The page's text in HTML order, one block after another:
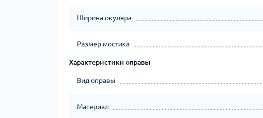
Ширина окуляра
Размер мостика
Характеристики оправы
Вид оправы
Материал